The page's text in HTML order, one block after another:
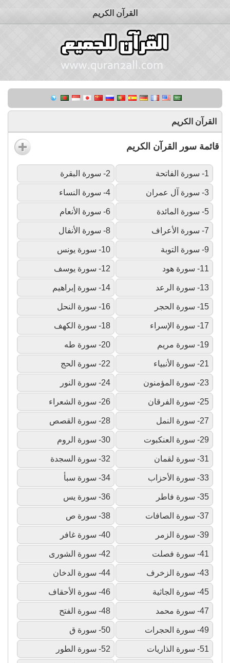
القرآن الكريم
القرآن الكريم
قائمة سور القرآن الكريم
1- سورة الفاتحة 2- سورة البقرة
3- سورة آل عمران 4- سورة النساء
5- سورة المائدة 6- سورة الأنعام
7- سورة الأعراف 8- سورة الأنفال
9- سورة التوبة 10- سورة يونس
11- سورة هود 12- سورة يوسف
13- سورة الرعد 14- سورة إبراهيم
15- سورة الحجر 16- سورة النحل
17- سورة الإسراء 18- سورة الكهف
19- سورة مريم 20- سورة طه
21- سورة الأنبياء 22- سورة الحج
23- سورة المؤمنون 24- سورة النور
25- سورة الفرقان 26- سورة الشعراء
27- سورة النمل 28- سورة القصص
29- سورة العنكبوت 30- سورة الروم
31- سورة لقمان 32- سورة السجدة
33- سورة الأحزاب 34- سورة سبأ
35- سورة فاطر 36- سورة يس
37- سورة الصافات 38- سورة ص
39- سورة الزمر 40- سورة غافر
41- سورة فصلت 42- سورة الشورى
43- سورة الزخرف 44- سورة الدخان
45- سورة الجاثية 46- سورة الأحقاف
47- سورة محمد 48- سورة الفتح
49- سورة الحجرات 50- سورة ق
51- سورة الذاريات 52- سورة الطور